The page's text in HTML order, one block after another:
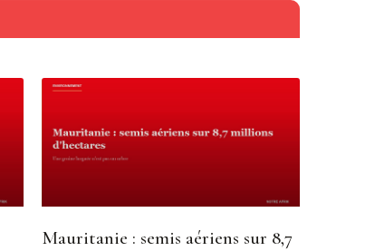
Mauritanie : semis aériens sur 8,7